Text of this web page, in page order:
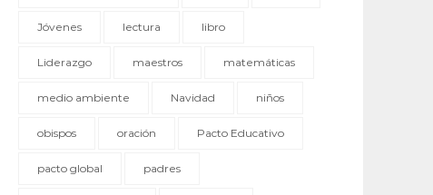
Jóvenes lectura libro
Liderazgo maestros matemáticas
medio ambiente Navidad niños
obispos oración Pacto Educativo
pacto global padres